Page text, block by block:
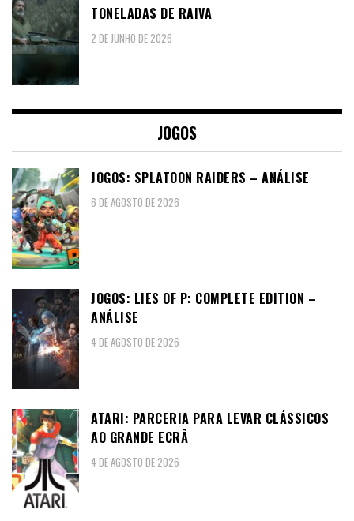
TONELADAS DE RAIVA
2 DE JUNHO DE 2026
JOGOS
JOGOS: SPLATOON RAIDERS – ANÁLISE
6 DE AGOSTO DE 2026
JOGOS: LIES OF P: COMPLETE EDITION –
ANÁLISE
4 DE AGOSTO DE 2026
ATARI: PARCERIA PARA LEVAR CLÁSSICOS
AO GRANDE ECRÃ
4 DE AGOSTO DE 2026